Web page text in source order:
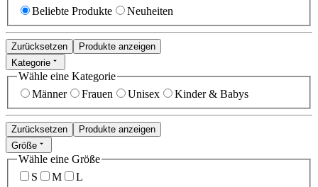
Beliebte Produkte
Neuheiten
Zurücksetzen
Produkte anzeigen
Kategorie
Wähle eine Kategorie
Männer
Frauen Unisex Kinder & Babys
Zurücksetzen
Produkte anzeigen
Größe
Wähle eine Größe
S
M L